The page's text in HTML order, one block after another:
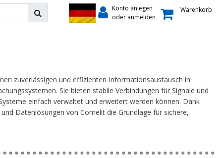
Konto anlegen
oder anmelden
Warenkorb
zuverlässigen und effizienten Informationsaustausch in
Sie bieten stabile Verbindungen für Signale und
einfach verwaltet und erweitert werden können. Dank
Datenlösungen von Comelit die Grundlage für sichere,